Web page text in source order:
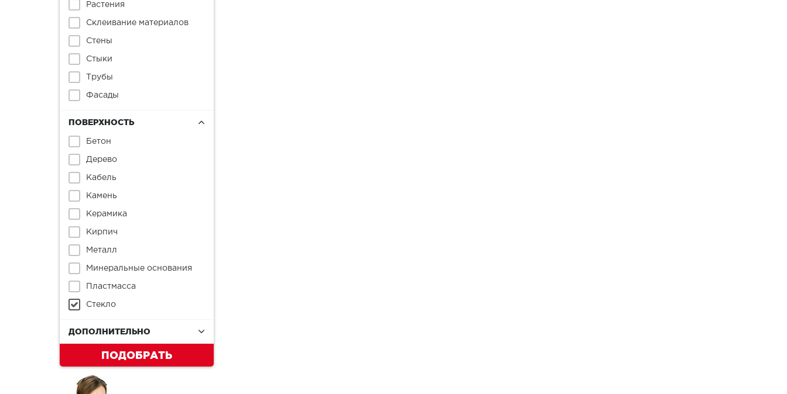
Растения
Склеивание материалов
Стены
Стыки
Трубы
Фасады
ПОВЕРХНОСТЬ
Бетон
Дерево
Кабель
Камень
Керамика
Кирпич
Металл
Минеральные основания
Пластмасса
Стекло
ДОПОЛНИТЕЛЬНО
ПОДОБРАТЬ